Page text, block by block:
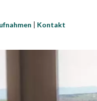
Kontakt